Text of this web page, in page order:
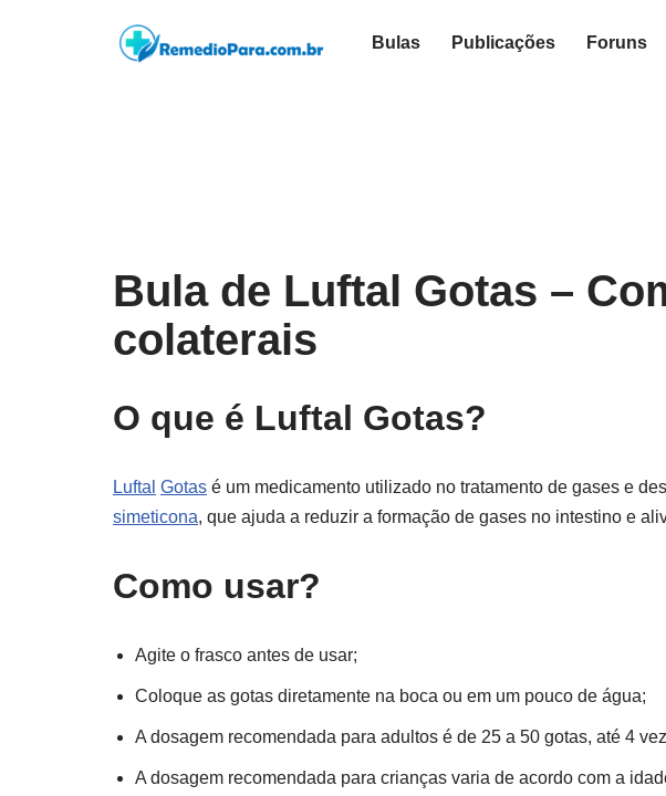
Bulas Publicações Foruns
Bula de Luftal Gotas –
colaterais
O que é Luftal Gotas?
Luftal Gotas é um medicamento utilizado no tratamento de gases e
simeticona, que ajuda a reduzir a formação de gases no intestino e
Como usar?
Agite o frasco antes de usar;
Coloque as gotas diretamente na boca ou em um pouco de água;
A dosagem recomendada para adultos é de 25 a 50 gotas, até 4
A dosagem recomendada para crianças varia de acordo com a